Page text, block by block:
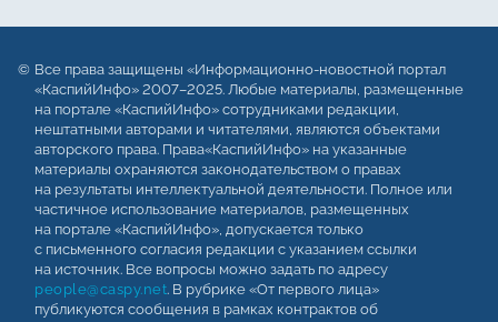
Все права защищены «Информационно-новостной портал
«КаспийИнфо» 2007–2025. Любые материалы, размещенные
на портале «КаспийИнфо» сотрудниками редакции,
нештатными авторами и читателями, являются объектами
авторского права. Права«КаспийИнфо» на указанные
материалы охраняются законодательством о правах
на результаты интеллектуальной деятельности. Полное или
частичное использование материалов, размещенных
на портале «КаспийИнфо», допускается только
с письменного согласия редакции с указанием ссылки
на источник. Все вопросы можно задать по адресу
people@caspy.net. В рубрике «От первого лица»
публикуются сообщения в рамках контрактов об